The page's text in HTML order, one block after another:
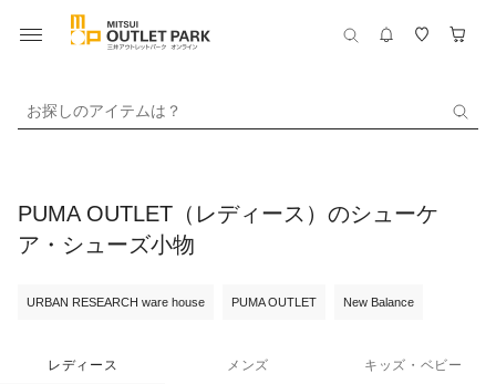
お探しのアイテムは？
PUMA OUTLET（レディース）のシューケ
ア・シューズ小物
URBAN RESEARCH ware house PUMA OUTLET New Balance
レディース メンズ キッズ・ベビー